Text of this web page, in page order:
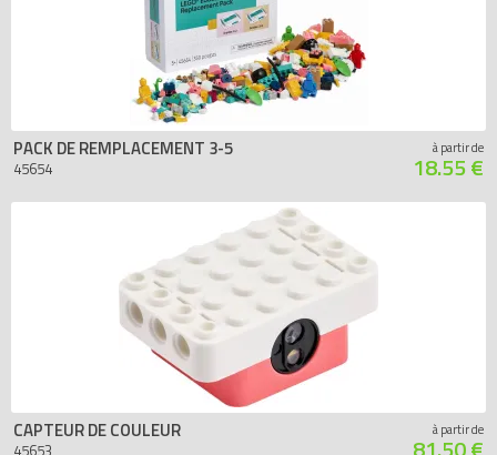
PACK DE REMPLACEMENT 3-5
45654
à partir de
18.55 €
CAPTEUR DE COULEUR
45653
à partir de